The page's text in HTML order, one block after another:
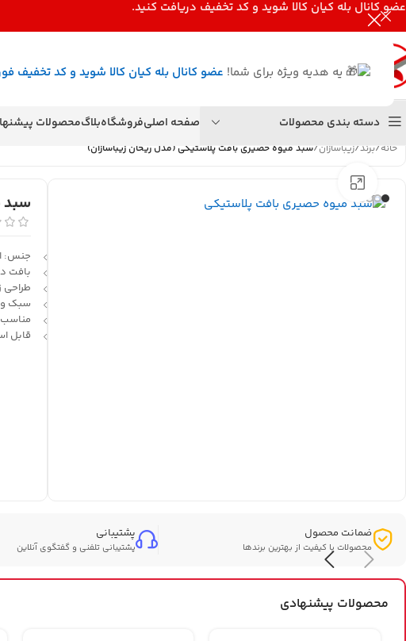
یه هدیه ویژه برای شما! عضو کانال بله کیان کالا شوید و کد تخفیف
عضو کانال بله کیان کالا شوید و کد تخفیف دریافت کنید.
دسته بندی محصولات صفحه اصلیفروشگاهبلاگمحصولات
خانه/برند/زیباسازان/سبد میوه حصیری بافت پلاستیکی (مدل ریحان زیباسازان)
سبد
جنس:
بافت
طراحی
سبک
مناسب
قابل
ضمانت محصول
محصولات با کیفیت از بهترین برندها
پشتیبانی
پشتیبانی تلفنی و گفتگوی آنلاین
محصولات پیشنهادی